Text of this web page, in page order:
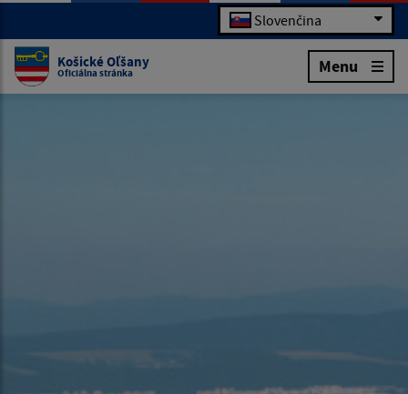
Slovenčina
Košické Oľšany
Oficiálna stránka Menu